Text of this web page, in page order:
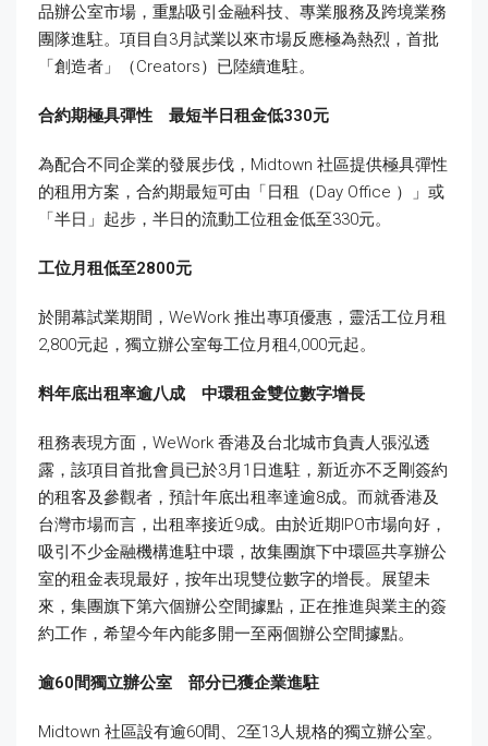
品辦公室市場，重點吸引金融科技、專業服務及跨境業務
團隊進駐。項目自3月試業以來市場反應極為熱烈，首批
「創造者」（Creators）已陸續進駐。
合約期極具彈性 最短半日租金低330元
為配合不同企業的發展步伐，Midtown 社區提供極具彈性
的租用方案，合約期最短可由「日租（Day Office ）」或
「半日」起步，半日的流動工位租金低至330元。
工位月租低至2800元
於開幕試業期間，WeWork 推出專項優惠，靈活工位月租
2,800元起，獨立辦公室每工位月租4,000元起。
料年底出租率逾八成 中環租金雙位數字增長
租務表現方面，WeWork 香港及台北城市負責人張泓透
露，該項目首批會員已於3月1日進駐，新近亦不乏剛簽約
的租客及參觀者，預計年底出租率達逾8成。而就香港及
台灣市場而言，出租率接近9成。由於近期IPO市場向好，
吸引不少金融機構進駐中環，故集團旗下中環區共享辦公
室的租金表現最好，按年出現雙位數字的增長。展望未
來，集團旗下第六個辦公空間據點，正在推進與業主的簽
約工作，希望今年內能多開一至兩個辦公空間據點。
逾60間獨立辦公室 部分已獲企業進駐
Midtown 社區設有逾60間、2至13人規格的獨立辦公室。